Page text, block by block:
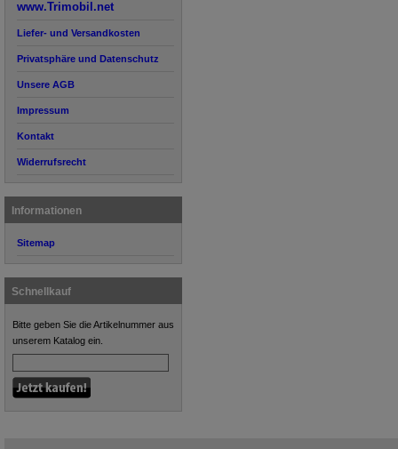
www.Trimobil.net
Liefer- und Versandkosten
Privatsphäre und Datenschutz
Unsere AGB
Impressum
Kontakt
Widerrufsrecht
Informationen
Sitemap
Schnellkauf
Bitte geben Sie die Artikelnummer aus
unserem Katalog ein.